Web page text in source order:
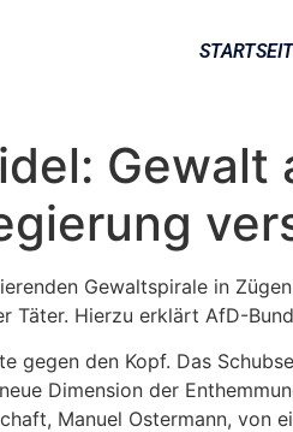
Gewalt
Gewaltspirale in
Täter. Hierzu erklärt AfD-
gegen den Kopf. Das
Dimension der
Manuel Ostermann, von